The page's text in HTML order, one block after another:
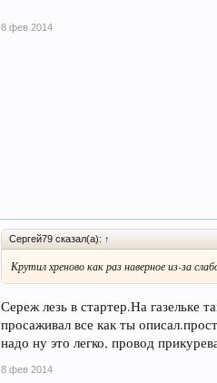
8 фев 2014
Сергей79 сказал(а): ↑
Крутил хреново как раз наверное из-за
Сереж лезь в стартер.На газельке
просаживал все как ты
надо ну это легко, провод
8 фев 2014